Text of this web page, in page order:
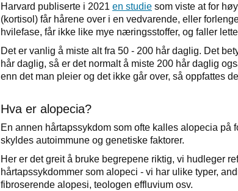
Harvard publiserte i 2021 en studie som viste at for
(kortisol) får hårene over i en vedvarende, eller
hvilefase, får ikke like mye næringsstoffer, og faller
Det er vanlig å miste alt fra 50 - 200 hår daglig. Det
hår daglig, så er det normalt å miste 200 hår daglig
enn det man pleier og det ikke går over, så oppfattes
Hva er alopecia?
En annen hårtapssykdom som ofte kalles alopecia på
skyldes autoimmune og genetiske faktorer.
Her er det greit å bruke begrepene riktig, vi hudleger
hårtapssykdommer som alopeci - vi har ulike typer,
fibroserende alopesi, teologen effluvium osv.